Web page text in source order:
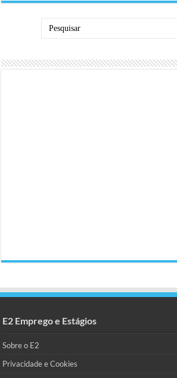
E2 Emprego e Estágios
Sobre o E2
Privacidade e Cookies